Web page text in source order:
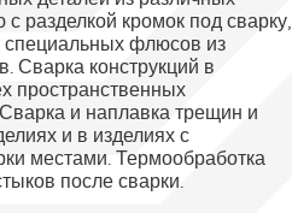
разделкой кромок под сварку,
флюсов из
Сварка конструкций в
пространственных
и наплавка трещин и
и в изделиях с
местами. Термообработка
после сварки.